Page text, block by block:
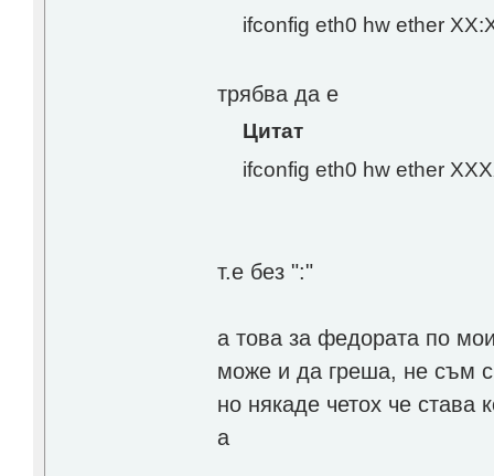
ifconfig eth0 hw ether
трябва да е
Цитат
ifconfig eth0 hw ether
т.е без ":"
а това за федората по
може и да греша, не съм
но някаде четох че
a